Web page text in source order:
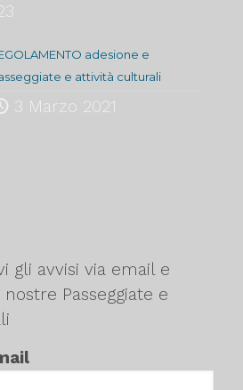
adesione e
e attività culturali
3 Marzo 2021
gli avvisi via email e
Passeggiate e